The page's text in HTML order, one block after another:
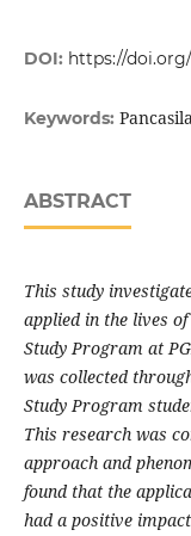
DOI: https://
Keywords:
ABSTRACT
This study
applied in the lives
Study Program at
was collected
Study Program
This research was
approach and
found that the
had a positive